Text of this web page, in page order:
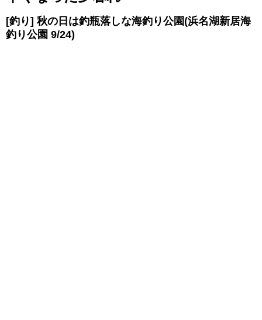
[釣り] 秋の日は釣瓶落しな海釣り公園(浜名湖新居海
釣り公園 9/24)